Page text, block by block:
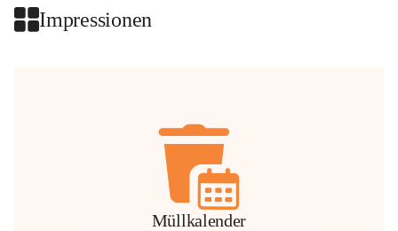
Impressionen
Müllkalender